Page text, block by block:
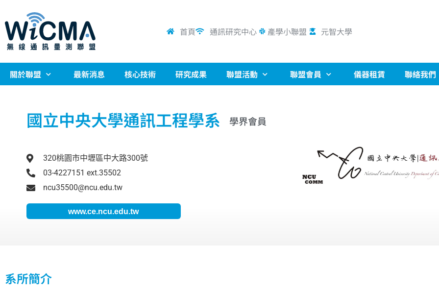
首頁 通訊研究中心 產學小聯盟 元智大學
關於聯盟 最新消息 核心技術 研究成果 聯盟活動 聯盟會員 儀器租賃 聯絡我們
國立中央大學通訊工程學系 學界會員
320桃園市中壢區中大路300號
03-4227151 ext.35502
ncu35500@ncu.edu.tw
www.ce.ncu.edu.tw
系所簡介